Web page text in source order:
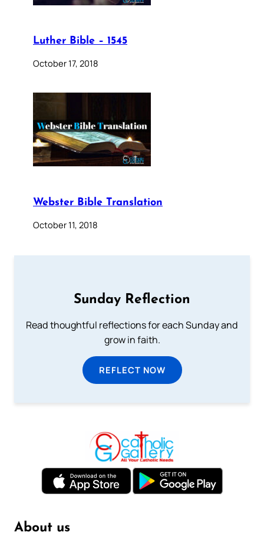
Luther Bible – 1545
October 17, 2018
Webster Bible Translation
October 11, 2018
Sunday Reflection
Read thoughtful reflections for each Sunday and
grow in faith.
REFLECT NOW
About us